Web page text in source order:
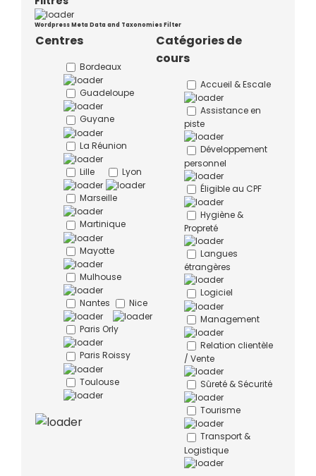
Wordpress Meta Data and Taxonomies Filter
Centres
Bordeaux
Guadeloupe
Guyane
La Réunion
Lille Lyon
Marseille
Martinique
Mayotte
Mulhouse
Nantes Nice
Paris Orly
Paris Roissy
Toulouse
Catégories de
cours
Accueil & Escale
Assistance en
piste
Développement
personnel
Éligible au CPF
Hygiène &
Propreté
Langues
étrangères
Logiciel
Management
Relation clientèle
/ Vente
Sûreté & Sécurité
Tourisme
Transport &
Logistique